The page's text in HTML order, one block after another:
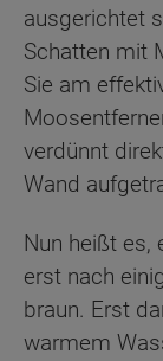
ausgerichtet
Schatten mit
Sie am
verdünnt
Wand
Nun heißt es,
erst nach
braun. Erst
warmem